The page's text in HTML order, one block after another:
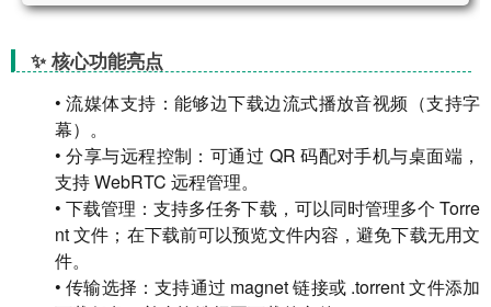
✨ 核心功能亮点
• 流媒体支持：能够边下载边流式播放音视频（支持字
幕）。
• 分享与远程控制：可通过 QR 码配对手机与桌面端，
支持 WebRTC 远程管理。
• 下载管理：支持多任务下载，可以同时管理多个 Torre
nt 文件；在下载前可以预览文件内容，避免下载无用文
件。
• 传输选择：支持通过 magnet 链接或 .torrent 文件添加